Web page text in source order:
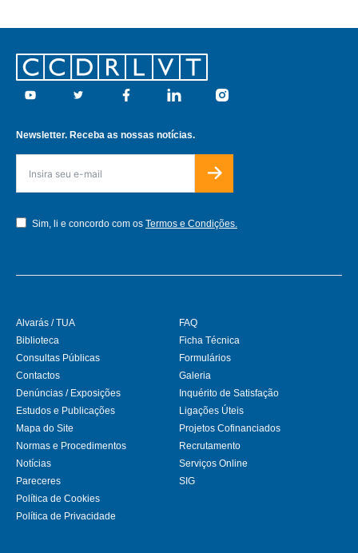
Footer
Youtube Twitter Facebook Linkedin Instagram
Newsletter. Receba as nossas notícias.
Sim, li e concordo com os Termos e Condições.
Alvarás / TUA
Biblioteca
Consultas Públicas
Contactos
Denúncias / Exposições
Estudos e Publicações
FAQ
Ficha Técnica
Formulários
Galeria
Inquérito de Satisfação
Ligações Úteis
Mapa do Site
Normas e Procedimentos
Notícias
Pareceres
Política de Cookies
Política de Privacidade
Projetos Cofinanciados
Recrutamento
Serviços Online
SIG